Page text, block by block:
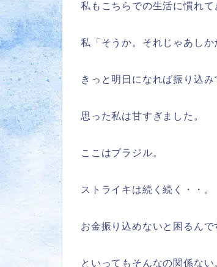
私もこちらでの生活に慣れて
私「そうか。それじゃあしか
きっと明日になれば振り込
思った私は甘すぎました。
ここはブラジル。
ストライキは続く続く・・。
お金振り込めないと困るんで
といってもそんなの関係ない